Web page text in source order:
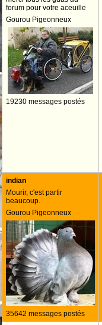
forum pour votre aceuille
Gourou Pigeonneux
19230 messages postés
indian
Mourir, c'est partir
beaucoup.
Gourou Pigeonneux
35642 messages postés